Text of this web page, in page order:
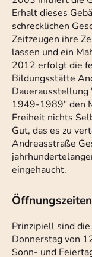
Erhalt dieses
schrecklichen
Zeitzeugen ihre
lassen und ein
2012 erfolgt die
Bildungsstätte
1949-1989" den
Freiheit nichts
Gut, das es zu
Andreasstraße
eingehaucht.
Öffnungszeiten
Prinzipiell sind
Donnerstag von
Sonn- und